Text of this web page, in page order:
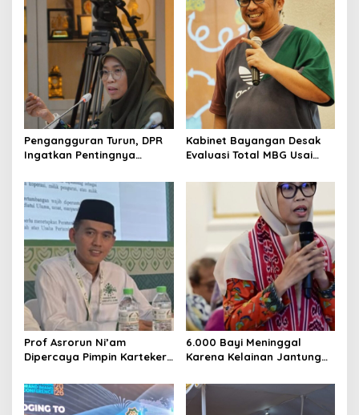
i
g
i
o
n
Pengangguran Turun, DPR
Ingatkan Pentingnya
yang Layak
Kabinet Bayangan Desak
Evaluasi Total MBG Usai
Massal
Prof Asrorun Ni’am
Dipercaya Pimpin Karteker
Regenerasi Kepemimpinan
NU
6.000 Bayi Meninggal
Karena Kelainan Jantung
Pemerataan Operasi
Jantung Anak